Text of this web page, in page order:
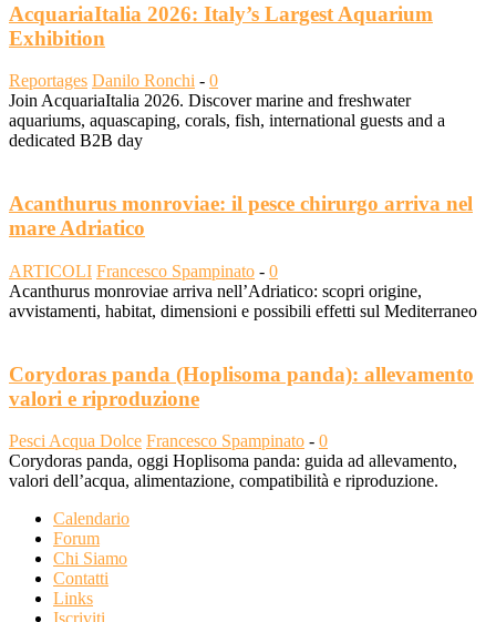
AcquariaItalia 2026: Italy’s Largest Aquarium
Exhibition
Reportages Danilo Ronchi - 0
Join AcquariaItalia 2026. Discover marine and freshwater
aquariums, aquascaping, corals, fish, international guests and a
dedicated B2B day
Acanthurus monroviae: il pesce chirurgo arriva nel
mare Adriatico
ARTICOLI Francesco Spampinato - 0
Acanthurus monroviae arriva nell’Adriatico: scopri origine,
avvistamenti, habitat, dimensioni e possibili effetti sul Mediterraneo
Corydoras panda (Hoplisoma panda): allevamento
valori e riproduzione
Pesci Acqua Dolce Francesco Spampinato - 0
Corydoras panda, oggi Hoplisoma panda: guida ad allevamento,
valori dell’acqua, alimentazione, compatibilità e riproduzione.
Calendario
Forum
Chi Siamo
Contatti
Links